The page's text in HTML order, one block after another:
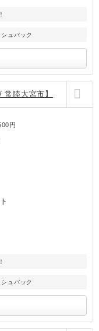
ュバック
陸大宮市】
円
ュバック